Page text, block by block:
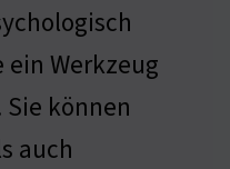
Werkzeug
können
auch